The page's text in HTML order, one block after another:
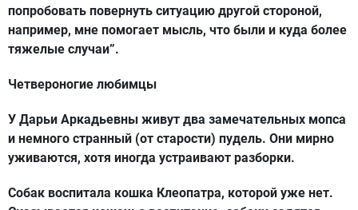
попробовать повернуть ситуацию другой стороной,
например, мне помогает мысль, что были и куда более
тяжелые случаи”.
Четвероногие любимцы
У Дарьи Аркадьевны живут два замечательных мопса
и немного странный (от старости) пудель. Они мирно
уживаются, хотя иногда устраивают разборки.
Собак воспитала кошка Клеопатра, которой уже нет.